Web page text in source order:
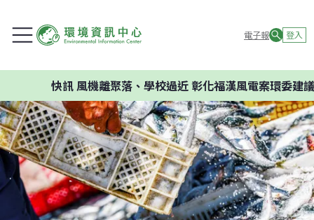
電子報 登入
風機離聚落、學校過近 彰化福漢風電案環委建議不應